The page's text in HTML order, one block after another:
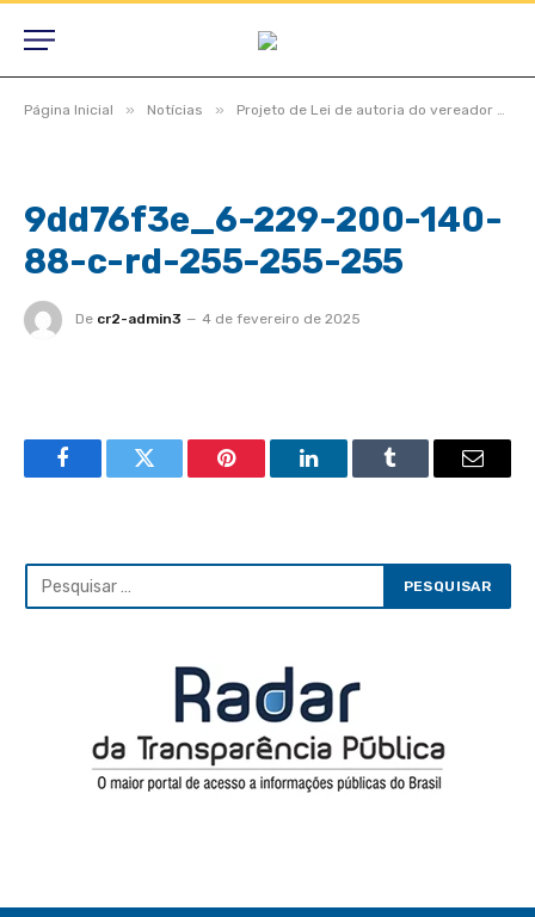
Página Inicial » Notícias » Projeto de Lei de autoria do vereador Antonio Miranda que autoriza o poder executivo permitir o uso do Estádio Municipal pela Escolinha de Futebol Brazfut é aprovado por unanimidade
9dd76f3e_6-229-200-140-
88-c-rd-255-255-255
De cr2-admin3 4 de fevereiro de 2025
FacebookTwitter Pinterest LinkedInTumblr Email